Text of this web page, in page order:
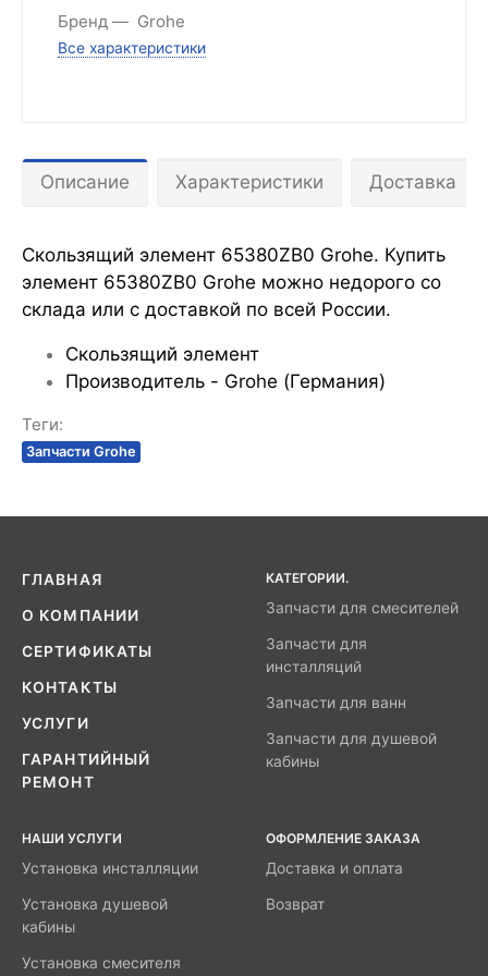
Бренд Grohe
Все характеристики
Описание Характеристики Доставка
Скользящий элемент 65380ZB0 Grohe. Купить
элемент 65380ZB0 Grohe можно недорого со
склада или с доставкой по всей России.
Скользящий элемент
Производитель - Grohe (Германия)
Теги:
Запчасти Grohe
ГЛАВНАЯ
О КОМПАНИИ
СЕРТИФИКАТЫ
КОНТАКТЫ
УСЛУГИ
ГАРАНТИЙНЫЙ
РЕМОНТ
КАТЕГОРИИ.
Запчасти для смесителей
Запчасти для
инсталляций
Запчасти для ванн
Запчасти для душевой
кабины
НАШИ УСЛУГИ
Установка инсталляции
Установка душевой
кабины
Установка смесителя
ОФОРМЛЕНИЕ ЗАКАЗА
Доставка и оплата
Возврат